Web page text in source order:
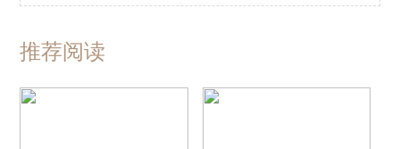
推荐阅读